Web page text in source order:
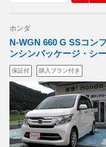
ホンダ
N-WGN 660 G SSコン
ンシンパッケージ・シ
保証付 購入プラン付き